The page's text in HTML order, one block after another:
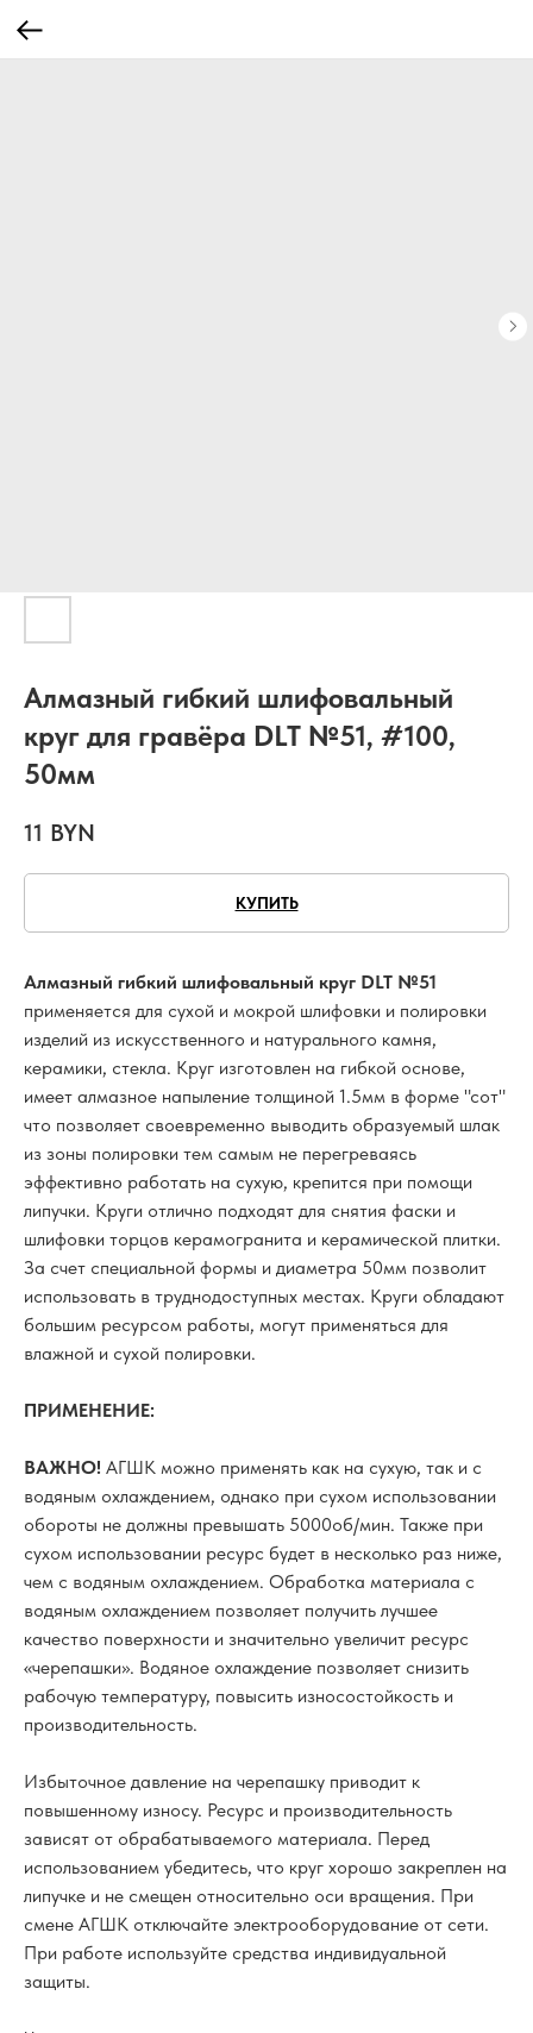
Алмазный гибкий шлифовальный
круг для гравёра DLT №51, #100,
50мм
11 BYN
КУПИТЬ
Алмазный гибкий шлифовальный круг DLT №51
применяется для сухой и мокрой шлифовки и полировки
изделий из искусственного и натурального камня,
керамики, стекла. Круг изготовлен на гибкой основе,
имеет алмазное напыление толщиной 1.5мм в форме "сот"
что позволяет своевременно выводить образуемый шлак
из зоны полировки тем самым не перегреваясь
эффективно работать на сухую, крепится при помощи
липучки. Круги отлично подходят для снятия фаски и
шлифовки торцов керамогранита и керамической плитки.
За счет специальной формы и диаметра 50мм позволит
использовать в труднодоступных местах. Круги обладают
большим ресурсом работы, могут применяться для
влажной и сухой полировки.
ПРИМЕНЕНИЕ:
ВАЖНО! АГШК можно применять как на сухую, так и с
водяным охлаждением, однако при сухом использовании
обороты не должны превышать 5000об/мин. Также при
сухом использовании ресурс будет в несколько раз ниже,
чем с водяным охлаждением. Обработка материала с
водяным охлаждением позволяет получить лучшее
качество поверхности и значительно увеличит ресурс
«черепашки». Водяное охлаждение позволяет снизить
рабочую температуру, повысить износостойкость и
производительность.
Избыточное давление на черепашку приводит к
повышенному износу. Ресурс и производительность
зависят от обрабатываемого материала. Перед
использованием убедитесь, что круг хорошо закреплен на
липучке и не смещен относительно оси вращения. При
смене АГШК отключайте электрооборудование от сети.
При работе используйте средства индивидуальной
защиты.